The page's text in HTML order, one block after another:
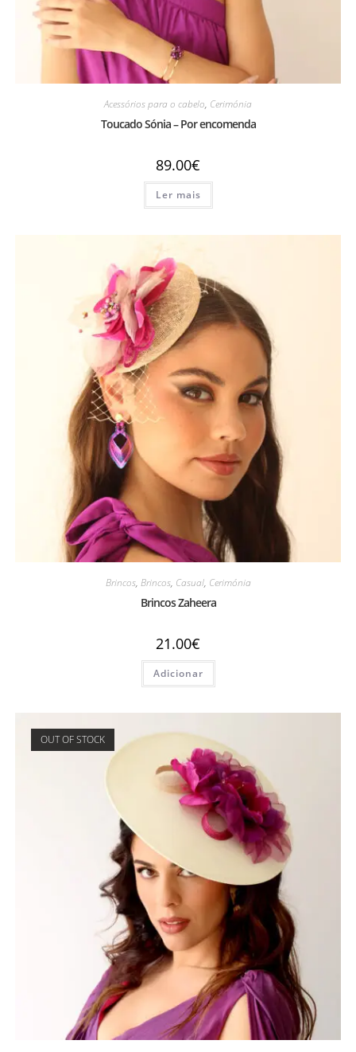
Acessórios para o cabelo, Cerimónia
Toucado Sónia – Por encomenda
89.00€
Ler mais
Brincos, Brincos, Casual, Cerimónia
Brincos Zaheera
21.00€
Adicionar
OUT OF STOCK